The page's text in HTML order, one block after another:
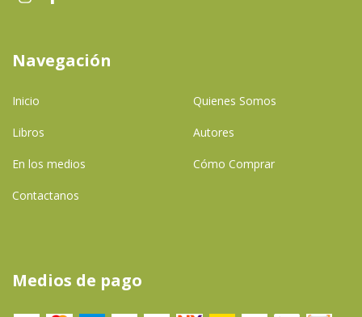
Navegación
Inicio Quienes Somos
Libros Autores
En los medios Cómo Comprar
Contactanos
Medios de pago